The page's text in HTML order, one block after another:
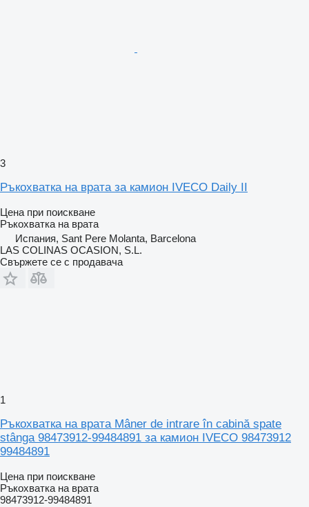
3
Ръкохватка на врата за камион IVECO Daily II
Цена при поискване
Ръкохватка на врата
Испания, Sant Pere Molanta, Barcelona
LAS COLINAS OCASION, S.L.
Свържете се с продавача
1
Ръкохватка на врата Mâner de intrare în cabină spate
stânga 98473912-99484891 за камион IVECO 98473912
99484891
Цена при поискване
Ръкохватка на врата
98473912-99484891